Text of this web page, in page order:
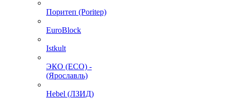
Поритеп (Poritep)
EuroBlock
Istkult
ЭКО (ECO) -
(Ярославль)
Hebel (ЛЗИД)